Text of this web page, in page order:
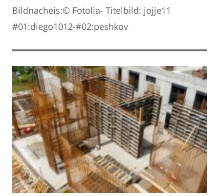
Bildnacheis:© Fotolia- Titelbild: jojje11
#01:diego1012-#02:peshkov